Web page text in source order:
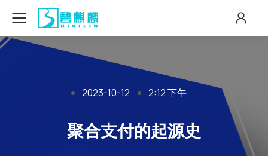
2023-10-12 2:12 下午
聚合支付的起源史